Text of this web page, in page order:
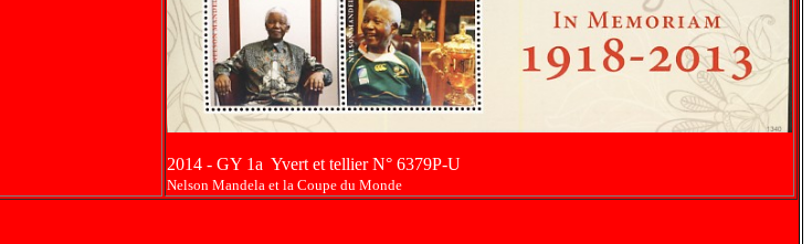
2014 - GY 1a Yvert et tellier N° 6379P-U
Nelson Mandela et la Coupe du Monde